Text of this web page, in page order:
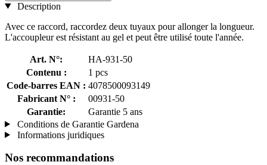
Description
Avec ce raccord, raccordez deux tuyaux pour allonger la longueur.
L'accoupleur est résistant au gel et peut être utilisé toute l'année.
Art. N°:
HA-931-50
Contenu :
1 pcs
Code-barres EAN : 4078500093149
Fabricant N° :
00931-50
Garantie:
Garantie 5 ans
Conditions de Garantie Gardena
Informations juridiques
Nos recommandations